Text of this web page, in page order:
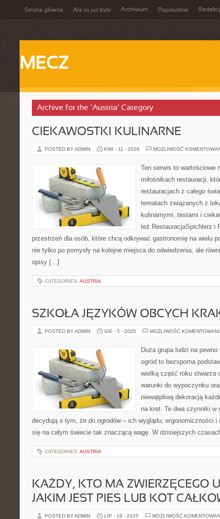
Strona główna Ale to już było Archiwum Popołudnie
MECZ
Archive for the ‘Austria’ Category
CIEKAWOSTKI KULINARNE
POSTED BY ADMIN KWI - 11 - 2026 MOŻLIWOŚĆ
Ten serwis to wartościowe
miłośnikach restauracji,
restauracjach z całego
tematach związanych z
kulinarnymi, testami i
też RestauracjaSpichlerz i
przestrzeń dla osób, które chcą odkrywać gastronomię na wielu
nie tylko po pomysły na kolejne miejsca do odwiedzenia, ale
opisy […]
CATEGORIES: AUSTRIA
SZKOŁA JĘZYKÓW OBCYCH
POSTED BY ADMIN SIE - 5 - 2025 MOŻLIWOŚĆ
Duża grupa ludzi na
ogród to bezsporna
wielką część roku stwarza
warunki do wypoczynku
niewątpliwą dekoracją
na kret. Te dwa czynniki w
decydują o tym, że do ogrodów – ich wyglądu, ergonomiczności i
się na całym świecie tak znaczącą wagę. W dzisiejszych
CATEGORIES: AUSTRIA
KAŻDY, KTO MA ZWIERZĘCEGO
JAKIM JEST PIES LUB KOT
POSTED BY ADMIN LIP - 19 - 2025 MOŻLIWOŚĆ